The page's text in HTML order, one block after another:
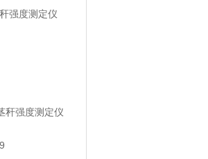
秆强度测定仪